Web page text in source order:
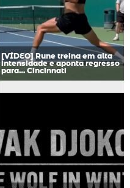
[VÍDEO] Rune treina em alta
intensidade e aponta regresso
para… Cincinnati